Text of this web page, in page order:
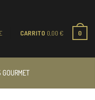
CARRITO 0,00 € 0
GOURMET